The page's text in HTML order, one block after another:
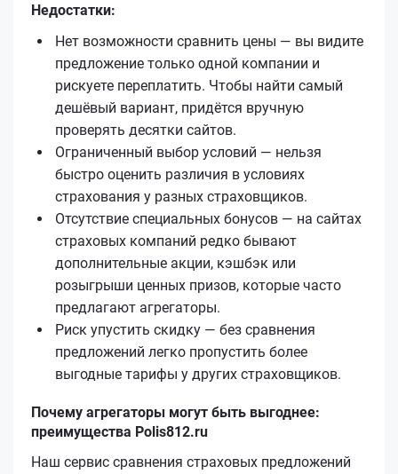
Недостатки:
Нет возможности сравнить цены — вы видите
предложение только одной компании и
рискуете переплатить. Чтобы найти самый
дешёвый вариант, придётся вручную
проверять десятки сайтов.
Ограниченный выбор условий — нельзя
быстро оценить различия в условиях
страхования у разных страховщиков.
Отсутствие специальных бонусов — на сайтах
страховых компаний редко бывают
дополнительные акции, кэшбэк или
розыгрыши ценных призов, которые часто
предлагают агрегаторы.
Риск упустить скидку — без сравнения
предложений легко пропустить более
выгодные тарифы у других страховщиков.
Почему агрегаторы могут быть выгоднее:
преимущества Polis812.ru
Наш сервис сравнения страховых предложений